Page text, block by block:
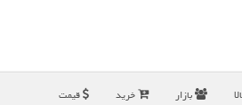
بازار خرید قیمت